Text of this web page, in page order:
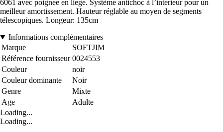
6061 avec poignée en liège. Système antichoc à l’intérieur pour un
meilleur amortissement. Hauteur réglable au moyen de segments
télescopiques. Longeur: 135cm
Informations complémentaires
Marque
SOFTJIM
Référence fournisseur 0024553
Couleur
noir
Couleur dominante
Noir
Genre
Mixte
Age
Adulte
Loading...
Loading...